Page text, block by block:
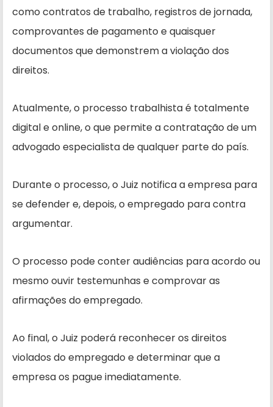
como contratos de trabalho, registros de jornada,
comprovantes de pagamento e quaisquer
documentos que demonstrem a violação dos
direitos.
Atualmente, o processo trabalhista é totalmente
digital e online, o que permite a contratação de um
advogado especialista de qualquer parte do país.
Durante o processo, o Juiz notifica a empresa para
se defender e, depois, o empregado para contra
argumentar.
O processo pode conter audiências para acordo ou
mesmo ouvir testemunhas e comprovar as
afirmações do empregado.
Ao final, o Juiz poderá reconhecer os direitos
violados do empregado e determinar que a
empresa os pague imediatamente.